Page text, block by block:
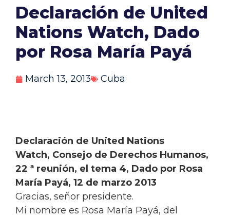
Declaración de United
Nations Watch, Dado
por Rosa María Payá
March 13, 2013 Cuba
Declaración de United Nations
Watch, Consejo de Derechos Humanos,
22 ª reunión, el tema 4, Dado por Rosa
María Payá, 12 de marzo 2013
Gracias, señor presidente.
Mi nombre es Rosa María Payá, del